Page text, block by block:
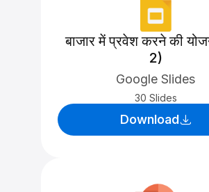
बाजार में प्रवेश करने की
2)
Google Slides
30 Slides
Download